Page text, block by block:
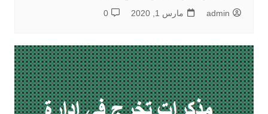
admin مارس 1, 2020 0